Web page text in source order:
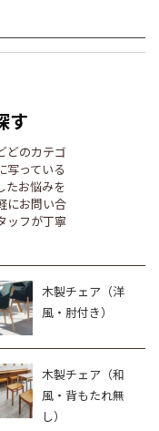
す
どのカテゴ
写っている
たお悩みを
にお問い合
ッフが丁寧
木製チェア（洋
風・肘付き）
木製チェア（和
風・背もたれ無
し）